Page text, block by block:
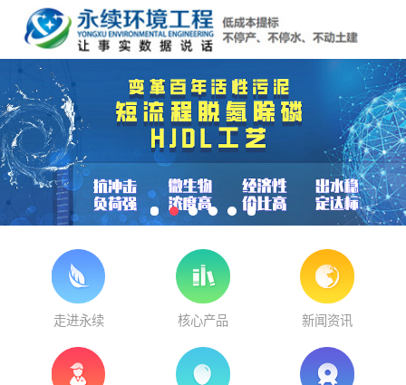
走进永续 核心产品 新闻资讯